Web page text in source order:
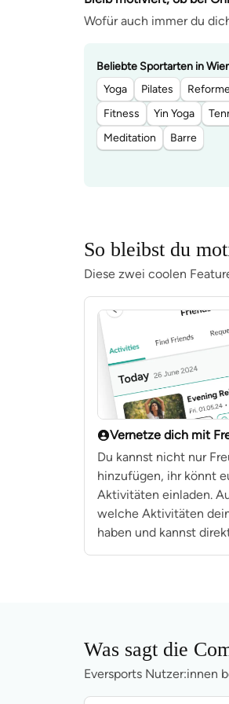
Wofür auch immer du
Beliebte Sportarten in
Yoga
Pilates
Fitness
Yin Yoga
Meditation
Barre
So bleibst du
Diese zwei coolen
Vernetze dich mit
Du kannst nicht nur
hinzufügen, ihr könnt
Aktivitäten einladen.
welche Aktivitäten
haben und kannst
Was sagt die
Eversports Nutzer:innen